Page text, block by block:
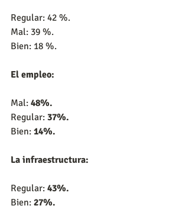
Regular: 42 %.
Mal: 39 %.
Bien: 18 %.
El empleo:
Mal: 48%.
Regular: 37%.
Bien: 14%.
La infraestructura:
Regular: 43%.
Bien: 27%.